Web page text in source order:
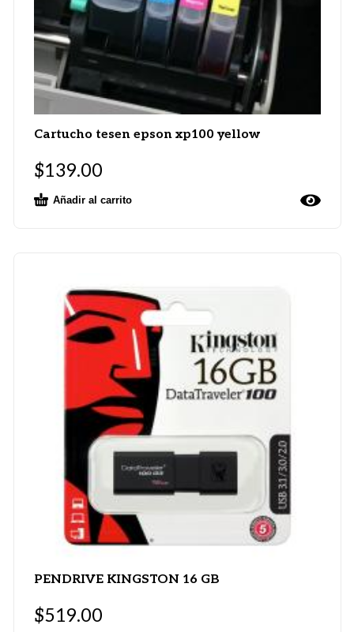
Cartucho tesen epson xp100 yellow
$139.00
Añadir al carrito
PENDRIVE KINGSTON 16 GB
$519.00